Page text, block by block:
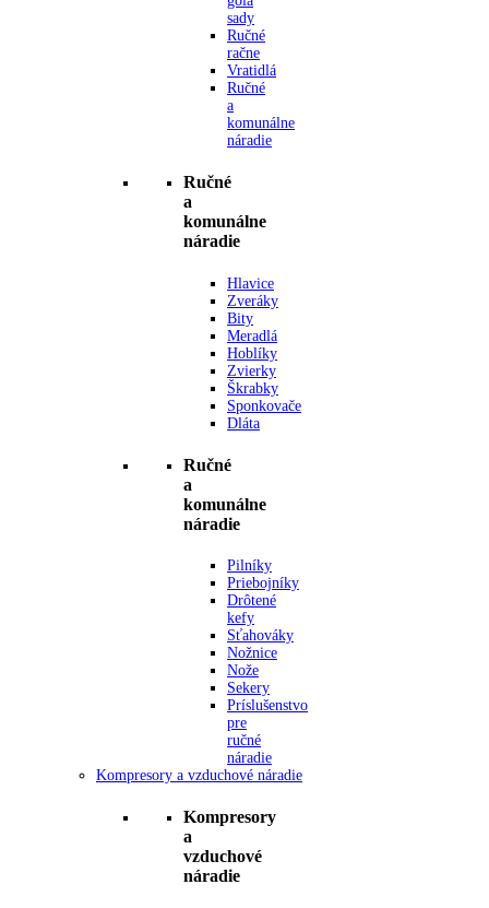
sady
Ručné
račne
Vratidlá
Ručné
a
komunálne
náradie
Ručné
a
komunálne
náradie
Hlavice
Zveráky
Bity
Meradlá
Hoblíky
Zvierky
Škrabky
Sponkovače
Dláta
Ručné
a
komunálne
náradie
Pilníky
Priebojníky
Drôtené
kefy
Sťahováky
Nožnice
Nože
Sekery
Príslušenstvo
pre
ručné
náradie
Kompresory a vzduchové náradie
Kompresory
a
vzduchové
náradie